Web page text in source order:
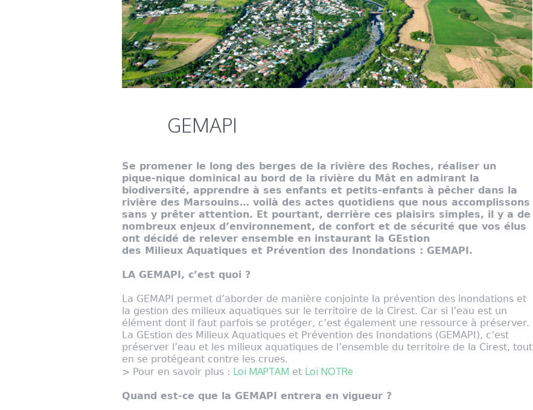
GEMAPI
Se promener le long des berges de la rivière des Roches, réaliser un
pique-nique dominical au bord de la rivière du Mât en admirant la
biodiversité, apprendre à ses enfants et petits-enfants à pêcher dans la
rivière des Marsouins… voilà des actes quotidiens que nous accomplissons
sans y prêter attention. Et pourtant, derrière ces plaisirs simples, il y a de
nombreux enjeux d’environnement, de confort et de sécurité que vos élus
ont décidé de relever ensemble en instaurant la GEstion
des Milieux Aquatiques et Prévention des Inondations : GEMAPI.
LA GEMAPI, c’est quoi ?
La GEMAPI permet d’aborder de manière conjointe la prévention des inondations et
la gestion des milieux aquatiques sur le territoire de la Cirest. Car si l’eau est un
élément dont il faut parfois se protéger, c’est également une ressource à préserver.
La GEstion des Milieux Aquatiques et Prévention des Inondations (GEMAPI), c’est
préserver l’eau et les milieux aquatiques de l’ensemble du territoire de la Cirest, tout
en se protégeant contre les crues.
> Pour en savoir plus : Loi MAPTAM et Loi NOTRe
Quand est-ce que la GEMAPI entrera en vigueur ?